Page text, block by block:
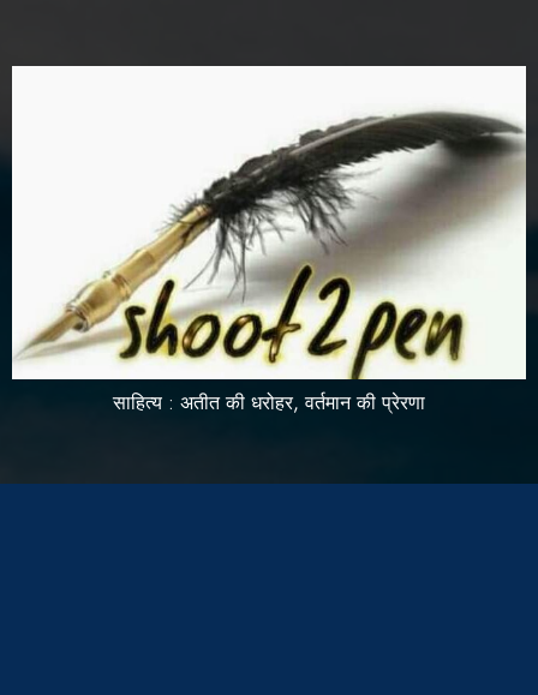
साहित्य : अतीत की धरोहर, वर्तमान की प्रेरणा